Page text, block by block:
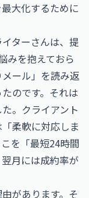
大化するために
ターさんは、提
みを抱えておら
ール」を読み返
のです。それは
。クライアント
柔軟に対応しま
を「最短24時間
月には成約率が
があります。そ